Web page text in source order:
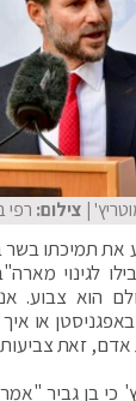
| צילום: רפי
תמיכתו בשר
לגינוי
הוא צבוע.
או
אדם, זאת
כי בן גביר